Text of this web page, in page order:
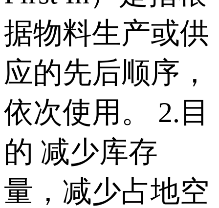
据物料生产或供
应的先后顺序，
依次使用。 2.目
的 减少库存
量，减少占地空